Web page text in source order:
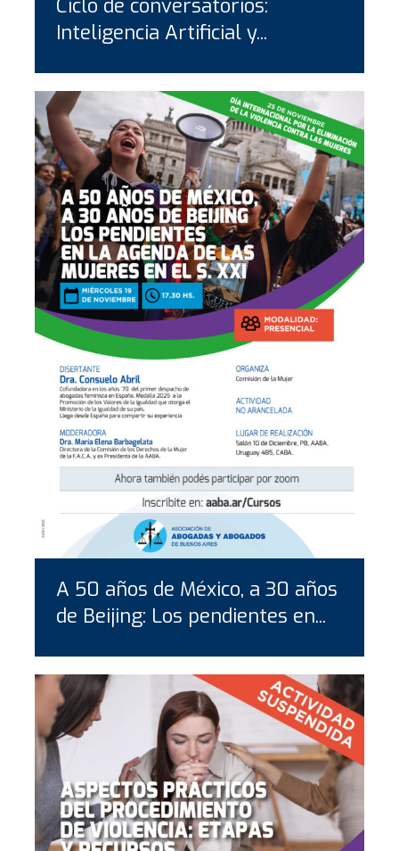
Ciclo de conversatorios:
Inteligencia Artificial y...
A 50 años de México, a 30 años
de Beijing: Los pendientes en...